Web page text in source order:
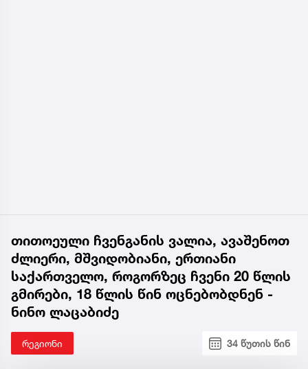
თითოეული ჩვენგანის ვალია, ავაშენოთ
ძლიერი, მშვიდობიანი, ერთიანი
საქართველო, როგორზეც ჩვენი 20 წლის
გმირები, 18 წლის წინ ოცნებობდნენ -
ნინო ლაცაბიძე
რეგიონი 34 წუთის წინ